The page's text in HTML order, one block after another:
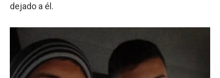
dejado a él.